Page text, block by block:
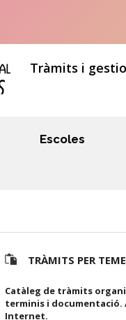
Tràmits i
Escoles
TRÀMITS PER
Catàleg de tràmits
terminis i documentació.
Internet.